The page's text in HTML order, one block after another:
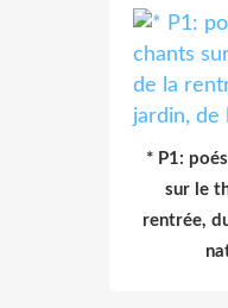
* P1:
sur le
rentrée,